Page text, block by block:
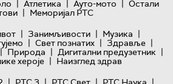
Атлетика Ауто-мото
Остали
| Меморијал РТС
| Занимљивости | Музика |
| Свет познатих | Здравље |
| Природа | Дигитални предузетник |
хероје | Наизглед здрав